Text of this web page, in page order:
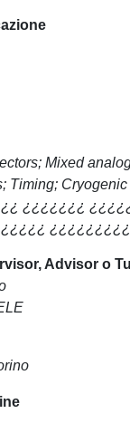
Mixed
Timing;
¿¿¿¿¿¿¿
Advisor o